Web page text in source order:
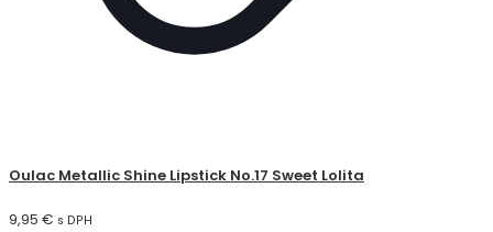
Oulac Metallic Shine Lipstick No.17 Sweet Lolita
9,95 € s DPH